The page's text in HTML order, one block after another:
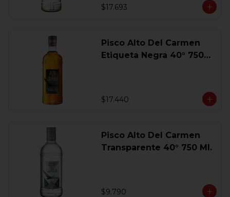
$17.693
Pisco Alto Del Carmen
Etiqueta Negra 40° 750
$17.440
Pisco Alto Del Carmen
Transparente 40° 750 Ml.
$9.790